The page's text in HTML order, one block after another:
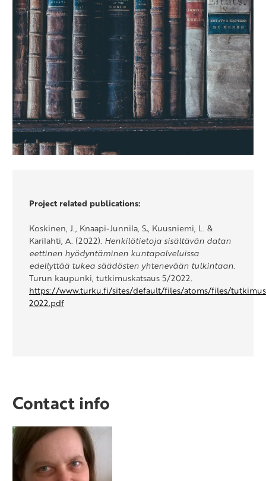
Project related publications:
Koskinen, J., Knaapi-Junnila, S., Kuusniemi, L. &
Karilahti, A. (2022). Henkilötietoja sisältävän datan
eettinen hyödyntäminen kuntapalveluissa
edellyttää tukea säädösten yhtenevään tulkintaan.
Turun kaupunki, tutkimuskatsaus 5/2022.
https://www.turku.fi/sites/default/files/atoms/files/
2022.pdf
Contact info